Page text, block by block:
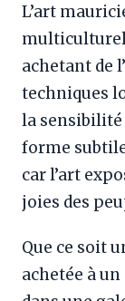
L’art
achetant de
techniques
la sensibilité
forme
car l’art
joies des
Que ce soit
achetée à